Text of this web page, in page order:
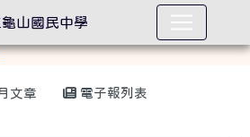
文章 電子報列表
山國民中學